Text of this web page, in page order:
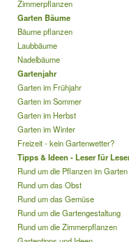
Zimmerpflanzen
Garten Bäume
Bäume pflanzen
Laubbäume
Nadelbäume
Gartenjahr
Garten im Frühjahr
Garten im Sommer
Garten im Herbst
Garten im Winter
Freizeit - kein Gartenwetter?
Tipps & Ideen - Leser für
Rund um die Pflanzen im Garten
Rund um das Obst
Rund um das Gemüse
Rund um die Gartengestaltung
Rund um die Zimmerpflanzen